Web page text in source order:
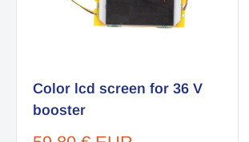
Color lcd screen for 36 V
booster